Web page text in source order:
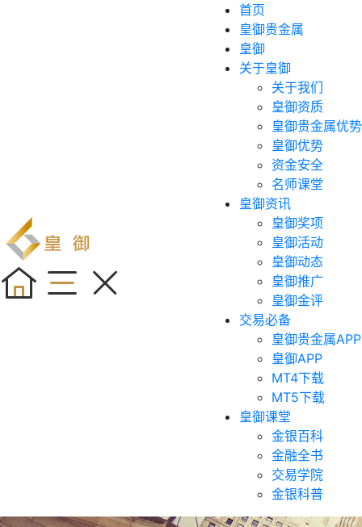
首页
皇御贵金属
皇御
关于皇御
关于我们
皇御资质
皇御贵金属优势
皇御优势
资金安全
名师课堂
皇御资讯
皇御奖项
皇御活动
皇御动态
皇御推广
皇御金评
交易必备
皇御贵金属APP
皇御APP
MT4下载
MT5下载
皇御课堂
金银百科
金融全书
交易学院
金银科普